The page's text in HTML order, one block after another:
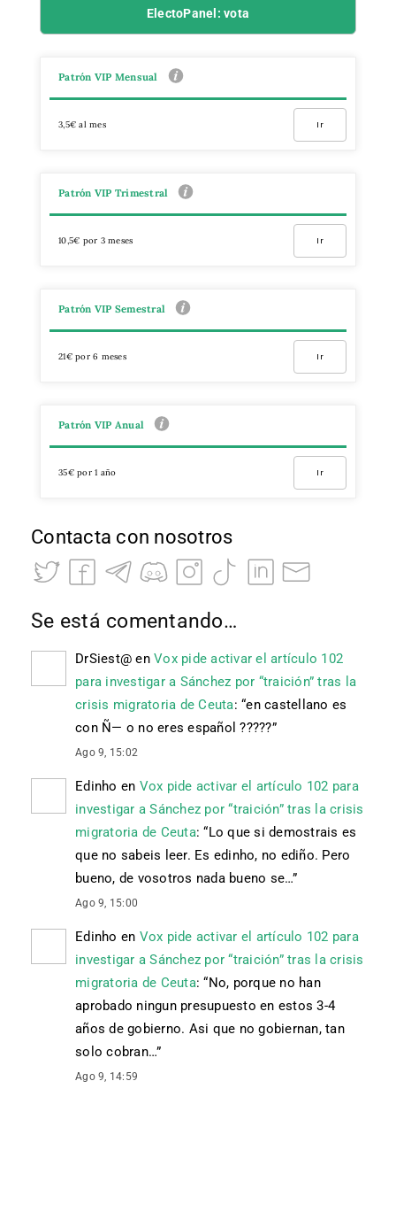
ElectoPanel: vota
Patrón VIP Mensual
3,5€ al mes Ir
Patrón VIP Trimestral
10,5€ por 3 meses Ir
Patrón VIP Semestral
21€ por 6 meses Ir
Patrón VIP Anual
35€ por 1 año Ir
Contacta con nosotros
Se está comentando…
DrSiest@ en Vox pide activar el artículo 102
para investigar a Sánchez por “traición” tras la
crisis migratoria de Ceuta: “en castellano es
con Ñ— o no eres español ?????”
Ago 9, 15:02
Edinho en Vox pide activar el artículo 102 para
investigar a Sánchez por “traición” tras la crisis
migratoria de Ceuta: “Lo que si demostrais es
que no sabeis leer. Es edinho, no ediño. Pero
bueno, de vosotros nada bueno se…”
Ago 9, 15:00
Edinho en Vox pide activar el artículo 102 para
investigar a Sánchez por “traición” tras la crisis
migratoria de Ceuta: “No, porque no han
aprobado ningun presupuesto en estos 3-4
años de gobierno. Asi que no gobiernan, tan
solo cobran…”
Ago 9, 14:59